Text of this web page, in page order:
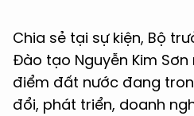
Chia sẻ tại sự kiện, Bộ
Đào tạo Nguyễn Kim
điểm đất nước đang
đổi, phát triển, doanh